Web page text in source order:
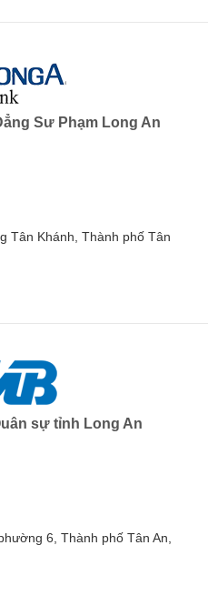
Sư Phạm Long An
Tân Khánh, Thành phố Tân
sự tỉnh Long An
6, Thành phố Tân An,